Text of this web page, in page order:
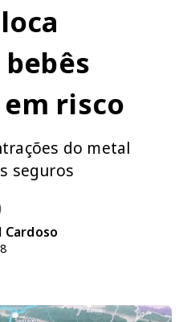
risco
do metal
seguros
Cardoso